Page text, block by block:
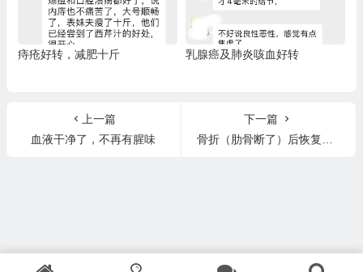
痔疮好转，减肥十斤 乳腺癌及肺炎咳血好转
上一篇
血液干净了，不再有腥味
下一篇
骨折（肋骨断了）后恢复的很快，血糖稳定了